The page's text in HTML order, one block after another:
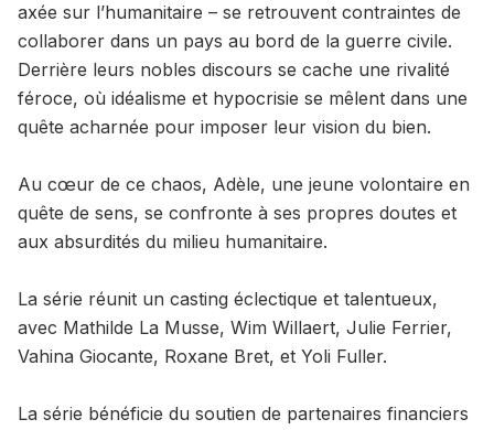
axée sur l’humanitaire – se retrouvent contraintes de
collaborer dans un pays au bord de la guerre civile.
Derrière leurs nobles discours se cache une rivalité
féroce, où idéalisme et hypocrisie se mêlent dans une
quête acharnée pour imposer leur vision du bien.
Au cœur de ce chaos, Adèle, une jeune volontaire en
quête de sens, se confronte à ses propres doutes et
aux absurdités du milieu humanitaire.
La série réunit un casting éclectique et talentueux,
avec Mathilde La Musse, Wim Willaert, Julie Ferrier,
Vahina Giocante, Roxane Bret, et Yoli Fuller.
La série bénéficie du soutien de partenaires financiers